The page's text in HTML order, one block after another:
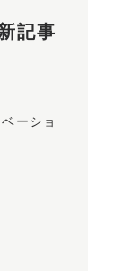
記事
ーショ